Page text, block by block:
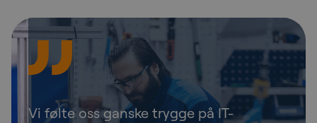
Vi følte oss ganske trygge på IT-